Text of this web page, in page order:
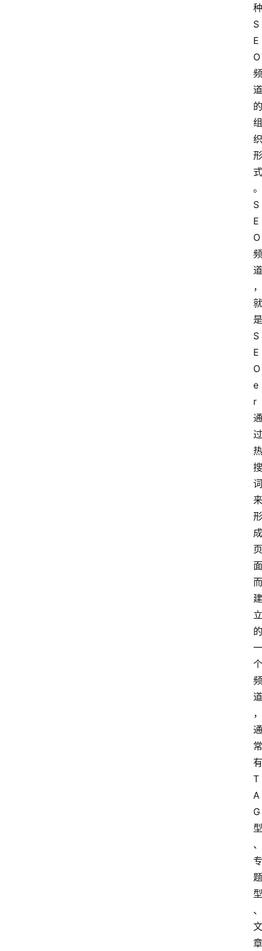
种
S
E
O
频
道
的
组
织
形
式
。
S
E
O
频
道
，
就
是
S
E
O
e
r
通
过
热
搜
词
来
形
成
页
面
而
建
立
的
一
个
频
道
，
通
常
有
T
A
G
型
、
专
题
型
、
文
章